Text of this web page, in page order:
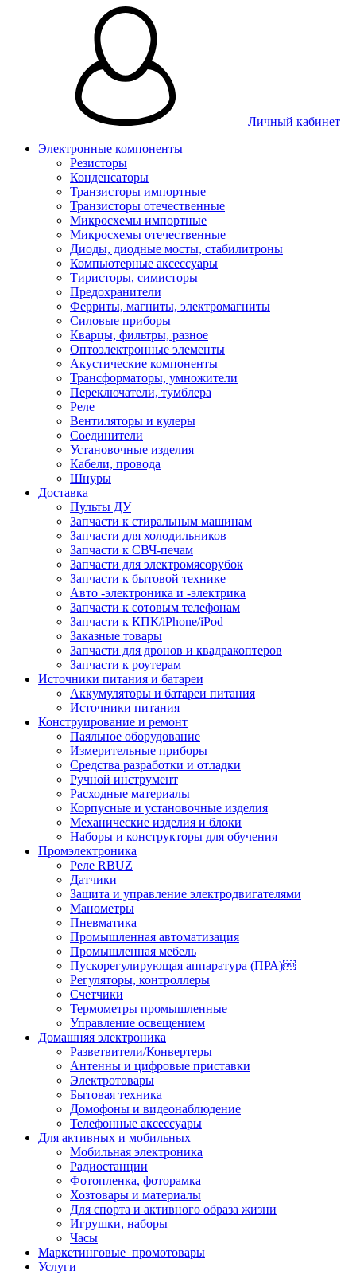
Личный кабинет
Электронные компоненты
Резисторы
Конденсаторы
Транзисторы импортные
Транзисторы отечественные
Микросхемы импортные
Микросхемы отечественные
Диоды, диодные мосты, стабилитроны
Компьютерные аксессуары
Тиристоры, симисторы
Предохранители
Ферриты, магниты, электромагниты
Силовые приборы
Кварцы, фильтры, разное
Оптоэлектронные элементы
Акустические компоненты
Трансформаторы, умножители
Переключатели, тумблера
Реле
Вентиляторы и кулеры
Соединители
Установочные изделия
Кабели, провода
Шнуры
Доставка
Пульты ДУ
Запчасти к стиральным машинам
Запчасти для холодильников
Запчасти к СВЧ-печам
Запчасти для электромясорубок
Запчасти к бытовой технике
Авто -электроника и -электрика
Запчасти к сотовым телефонам
Запчасти к КПК/iPhone/iPod
Заказные товары
Запчасти для дронов и квадракоптеров
Запчасти к роутерам
Источники питания и батареи
Аккумуляторы и батареи питания
Источники питания
Конструирование и ремонт
Паяльное оборудование
Измерительные приборы
Средства разработки и отладки
Ручной инструмент
Расходные материалы
Корпусные и установочные изделия
Механические изделия и блоки
Наборы и конструкторы для обучения
Промэлектроника
Реле RBUZ
Датчики
Защита и управление электродвигателями
Манометры
Пневматика
Промышленная автоматизация
Промышленная мебель
Пускорегулирующая аппаратура (ПРА)￼
Регуляторы, контроллеры
Счетчики
Термометры промышленные
Управление освещением
Домашняя электроника
Разветвители/Конвертеры
Антенны и цифровые приставки
Электротовары
Бытовая техника
Домофоны и видеонаблюдение
Телефонные аксессуары
Для активных и мобильных
Мобильная электроника
Радиостанции
Фотопленка, фоторамка
Хозтовары и материалы
Для спорта и активного образа жизни
Игрушки, наборы
Часы
Маркетинговые_промотовары
Услуги